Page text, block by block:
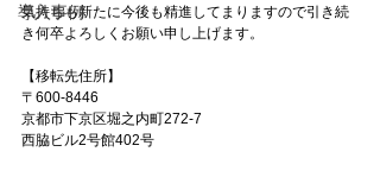
導入事例
気持ちも新たに今後も精進してまりますので引き続
き何卒よろしくお願い申し上げます。
【移転先住所】
〒600-8446
京都市下京区堀之内町272-7
西脇ビル2号館402号